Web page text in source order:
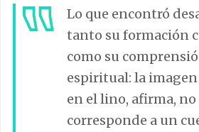
Lo que encontró
tanto su formación
como su
espiritual: la
en el lino, afirma, no
corresponde a un